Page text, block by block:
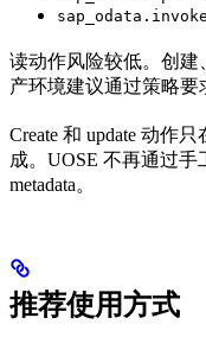
读动作风险较低。创建
产环境建议通过策略要
Create 和 update 动作
成。UOSE 不再通过手
metadata。
推荐使用方式